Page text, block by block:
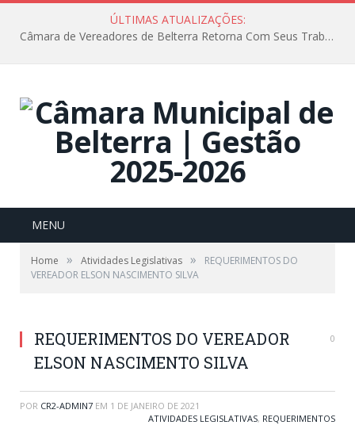
ÚLTIMAS ATUALIZAÇÕES:
Câmara de Vereadores de Belterra Retorna Com Seus Trabalhos Legislativos
MENU
Home » Atividades Legislativas »
REQUERIMENTOS DO
VEREADOR ELSON NASCIMENTO SILVA
REQUERIMENTOS DO VEREADOR
ELSON NASCIMENTO SILVA
0
POR CR2-ADMIN7 EM 1 DE JANEIRO DE 2021
ATIVIDADES LEGISLATIVAS, REQUERIMENTOS